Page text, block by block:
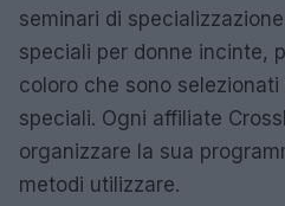
seminari di
speciali per donne incinte,
coloro che sono
speciali. Ogni affiliate
organizzare la sua
metodi utilizzare.